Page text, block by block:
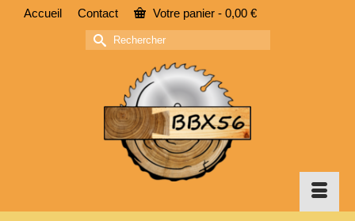
Accueil Contact Votre panier - 0,00 €
Rechercher :